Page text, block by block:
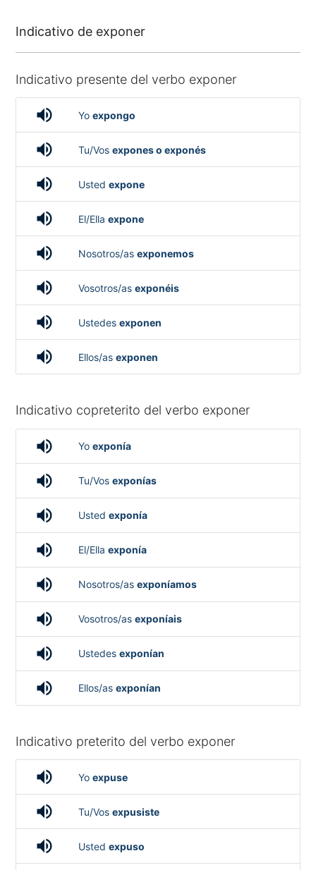
Indicativo de exponer
Indicativo presente del verbo exponer
volume_up Yo expongo
volume_up Tu/Vos expones o exponés
volume_up Usted expone
volume_up El/Ella expone
volume_up Nosotros/as exponemos
volume_up Vosotros/as exponéis
volume_up Ustedes exponen
volume_up Ellos/as exponen
Indicativo copreterito del verbo exponer
volume_up Yo exponía
volume_up Tu/Vos exponías
volume_up Usted exponía
volume_up El/Ella exponía
volume_up Nosotros/as exponíamos
volume_up Vosotros/as exponíais
volume_up Ustedes exponían
volume_up Ellos/as exponían
Indicativo preterito del verbo exponer
volume_up Yo expuse
volume_up Tu/Vos expusiste
volume_up Usted expuso